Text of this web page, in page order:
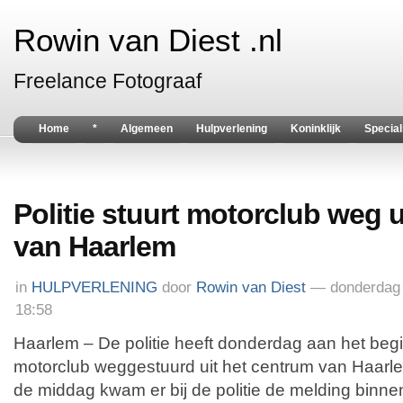
Rowin van Diest .nl
Freelance Fotograaf
Home * Algemeen Hulpverlening Koninklijk
Politie stuurt motorclub weg
van Haarlem
in HULPVERLENING door Rowin van Diest — donderdag
18:58
Haarlem – De politie heeft donderdag aan het
motorclub weggestuurd uit het centrum van
de middag kwam er bij de politie de melding